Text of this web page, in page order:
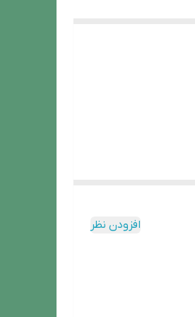
افزودن نظر